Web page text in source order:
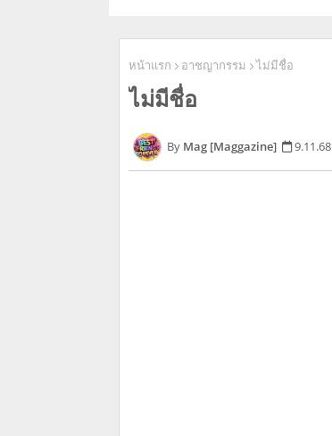
หน้าแรก อาชญากรรม ไม่มีชื่อ
ไม่มีชื่อ
Mag [Maggazine] 9.11.68